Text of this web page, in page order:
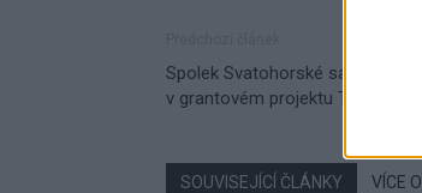
Spolek Svatohorské sady už
v grantovém projektu Tesca
SOUVISEJÍCÍ ČLÁNKY VÍCE